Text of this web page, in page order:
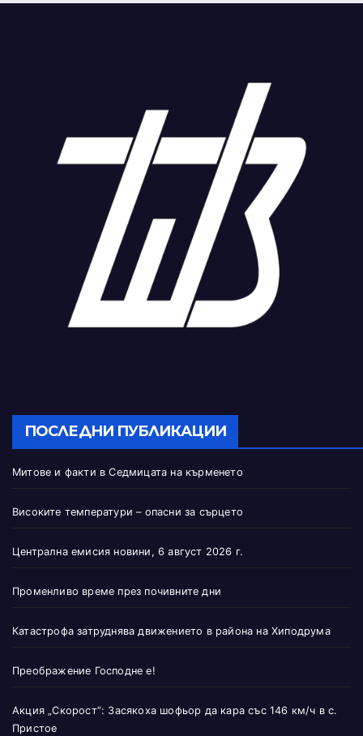
ПОСЛЕДНИ ПУБЛИКАЦИИ
Митове и факти в Седмицата на кърменето
Високите температури – опасни за сърцето
Централна емисия новини, 6 август 2026 г.
Променливо време през почивните дни
Катастрофа затруднява движението в района на Хиподрума
Преображение Господне е!
Акция „Скорост“: Засякоха шофьор да кара със 146 км/ч в с.
Пристое